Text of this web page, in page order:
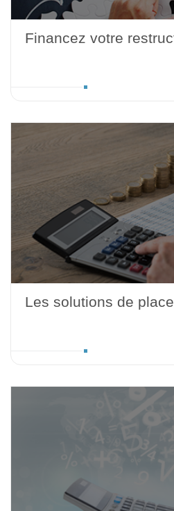
Financez votre
Les solutions de